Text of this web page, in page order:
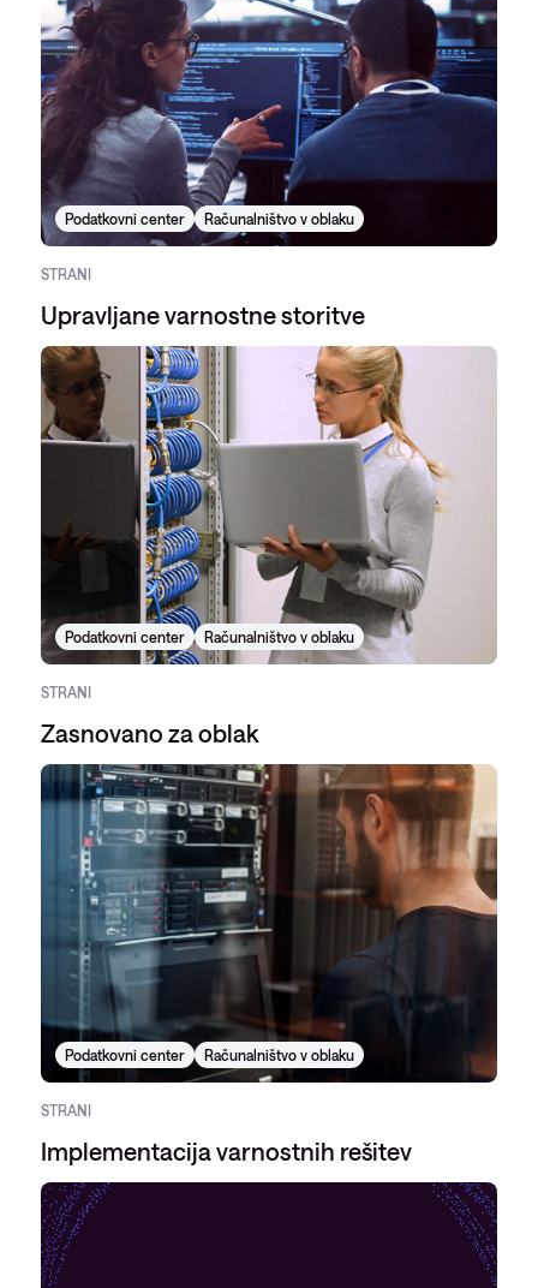
Podatkovni center Računalništvo v oblaku
STRANI
Upravljane varnostne storitve
Podatkovni center Računalništvo v oblaku
STRANI
Zasnovano za oblak
Podatkovni center Računalništvo v oblaku
STRANI
Implementacija varnostnih rešitev